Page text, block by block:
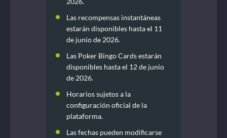
Las recompensas instantáneas
estarán disponibles hasta el 11
de junio de 2026.
Las Poker Bingo Cards estarán
disponibles hasta el 12 de junio
de 2026.
Horarios sujetos a la
configuración oficial de la
plataforma.
Las fechas pueden modificarse